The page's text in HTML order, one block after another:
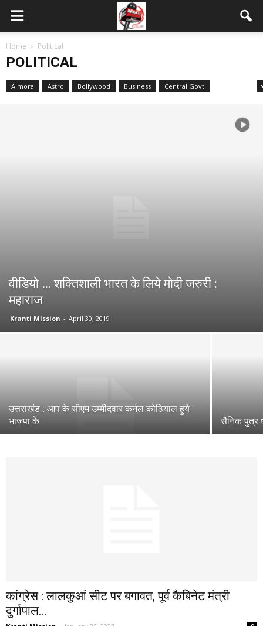
Home Political
POLITICAL
Almora Astro Bollywood Business
Central Govt
वीडियो … शक्तिशाली भारत के लिये मोदी जरुरी :
महाराज
Kranti Mission - April 30, 2019
उत्तराखंड : आप के सीएम उम्मीदवार कर्नल कोठियाल हुये
भाजपा के
सैनिक पुत्र
कांग्रेस : लालकुआं सीट पर बगावत, पूर्व कैबिनेट मंत्री
दुर्गापाल...